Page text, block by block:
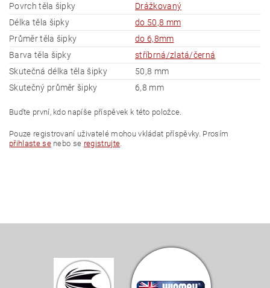
Povrch těla šipky
Drážkovaný
Délka těla šipky
do 50,8 mm
Průměr těla šipky
do 6,8mm
Barva těla šipky
stříbrná/zlatá/černá
Skutečná délka těla šipky
50,8 mm
Skutečný průměr šipky
6,8 mm
Buďte první, kdo napíše příspěvek k této položce.
Pouze registrovaní uživatelé mohou vkládat příspěvky. Prosím
přihlaste senebo se registrujte.